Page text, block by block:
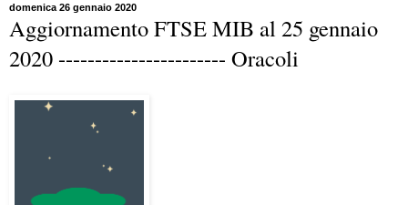
domenica 26 gennaio 2020
Aggiornamento FTSE MIB al 25 gennaio
2020 ----------------------- Oracoli